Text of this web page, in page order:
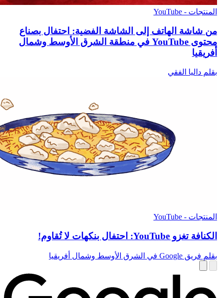
المنتجات - YouTube
من شاشة الهاتف إلى الشاشة الفضية: احتفال بصناع
محتوى YouTube في منطقة الشرق الأوسط وشمال
أفريقيا
بقلم داليا الفقي
المنتجات - YouTube
الكنافة تغزو YouTube: احتفال بنكهات لا تُقاوم!
بقلم فريق Google في الشرق الأوسط وشمال أفريقيا